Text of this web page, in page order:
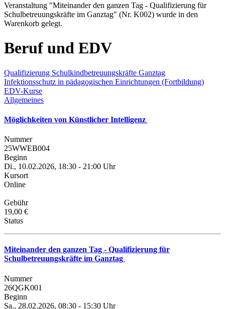
Veranstaltung "Miteinander den ganzen Tag - Qualifizierung für
Schulbetreuungskräfte im Ganztag" (Nr. K002) wurde in den
Warenkorb gelegt.
Beruf und EDV
Qualifizierung Schulkindbetreuungskräfte Ganztag
Infektionsschutz in pädagogischen Einrichtungen (Fortbildung)
EDV-Kurse
Allgemeines
Möglichkeiten von Künstlicher Intelligenz
Nummer
25WWEB004
Beginn
Di., 10.02.2026, 18:30 - 21:00 Uhr
Kursort
Online
Gebühr
19,00 €
Status
Miteinander den ganzen Tag - Qualifizierung für
Schulbetreuungskräfte im Ganztag
Nummer
26QGK001
Beginn
Sa., 28.02.2026, 08:30 - 15:30 Uhr